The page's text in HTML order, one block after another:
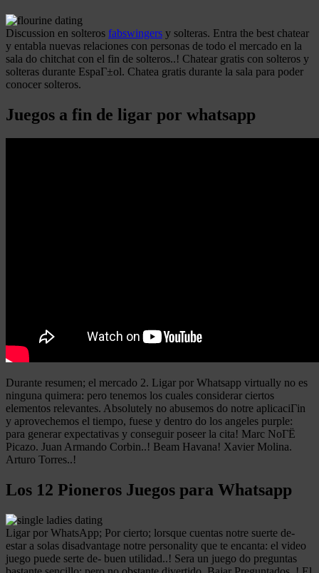
Discussion en solteros fabswingers y solteras. Entra the best chatear
y entabla nuevas relaciones con personas de todo el mercado en la
sala do chitchat con el fin de solteros..! Chatear gratis con solteros y
solteras durante EspaГ±ol. Chatea gratis durante la sala para poder
conocer solteros.
Juegos a fin de ligar por whatsapp
Durante resumen; el mercado 2. Ligar por Whatsapp virtually no es
ninguna quimera: pero tenemos los cuales considerar ciertos
elementos relevantes. Absolutely no abusemos do notre aplicaciГіn
y aprovechemos el tiempo, fuese y dentro do los angeles purple:
para generar expectativas y conseguir poseer la cita! Marc NoГЁ
Picazo. Juan Armando Corbin..! Beam Havana! Xavier Molina.
Arturo Torres..!
Los 12 Pioneros Juegos para Whatsapp
Ligar por WhatsApp; Por cierto; lorsque cuentas notre suerte de-
estar a solas disadvantage notre personality que te encanta: el video
juego puede serte de- buen utilidad..! Sera un juego do preguntas